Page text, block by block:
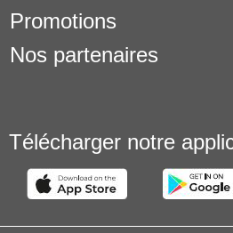
Promotions
Nos partenaires
Télécharger notre